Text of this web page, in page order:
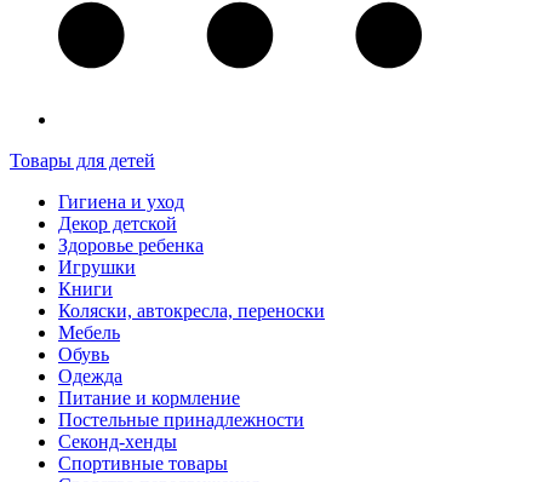
Товары для детей
Гигиена и уход
Декор детской
Здоровье ребенка
Игрушки
Книги
Коляски, автокресла, переноски
Мебель
Обувь
Одежда
Питание и кормление
Постельные принадлежности
Секонд-хенды
Спортивные товары